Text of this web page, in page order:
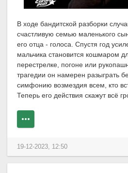
В ходе бандитской разборки
счастливую семью маленького
его отца - голоса. Спустя год
мальчика становится кошмаром
перестрелке, погоне или
трагедии он намерен разыграть
симфонию возмездия всем, кто
Теперь его действия скажут всё
19-12-2023, 12:50